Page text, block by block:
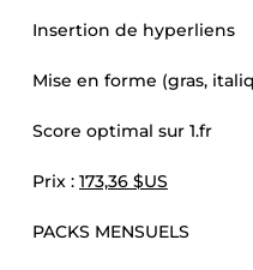
Insertion de hyperliens
Mise en forme (gras,
Score optimal sur 1.fr
Prix : 173,36 $US
PACKS MENSUELS